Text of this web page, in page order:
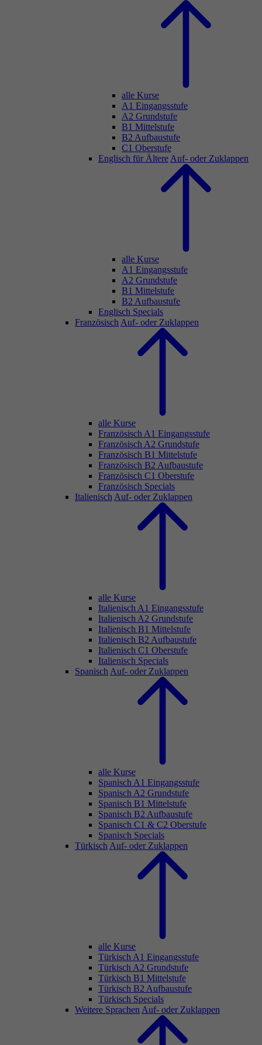
alle Kurse
A1 Eingangsstufe
A2 Grundstufe
B1 Mittelstufe
B2 Aufbaustufe
C1 Oberstufe
Englisch für Ältere Auf- oder Zuklappen
alle Kurse
A1 Eingangsstufe
A2 Grundstufe
B1 Mittelstufe
B2 Aufbaustufe
Englisch Specials
Französisch Auf- oder Zuklappen
alle Kurse
Französisch A1 Eingangsstufe
Französisch A2 Grundstufe
Französisch B1 Mittelstufe
Französisch B2 Aufbaustufe
Französisch C1 Oberstufe
Französisch Specials
Italienisch Auf- oder Zuklappen
alle Kurse
Italienisch A1 Eingangsstufe
Italienisch A2 Grundstufe
Italienisch B1 Mittelstufe
Italienisch B2 Aufbaustufe
Italienisch C1 Oberstufe
Italienisch Specials
Spanisch Auf- oder Zuklappen
alle Kurse
Spanisch A1 Eingangsstufe
Spanisch A2 Grundstufe
Spanisch B1 Mittelstufe
Spanisch B2 Aufbaustufe
Spanisch C1 & C2 Oberstufe
Spanisch Specials
Türkisch Auf- oder Zuklappen
alle Kurse
Türkisch A1 Eingangsstufe
Türkisch A2 Grundstufe
Türkisch B1 Mittelstufe
Türkisch B2 Aufbaustufe
Türkisch Specials
Weitere Sprachen Auf- oder Zuklappen